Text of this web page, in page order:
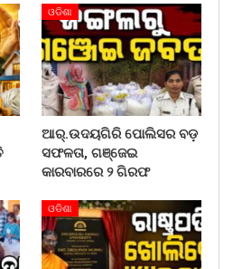
ଓଡିଶା
ଆର୍.ଉଦୟଗିରି ପୋଲିସର ବଡ଼
ସଫଳତା, ଗଞ୍ଜେଇ
କାରବାରରେ ୨ ଗିରଫ
ଓଡିଶା